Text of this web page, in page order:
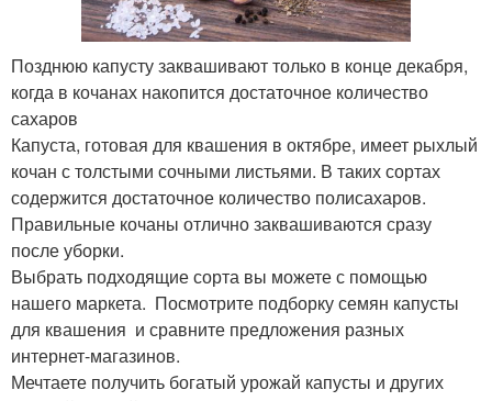
Позднюю капусту заквашивают только в конце декабря,
когда в кочанах накопится достаточное количество
сахаров
Капуста, готовая для квашения в октябре, имеет рыхлый
кочан с толстыми сочными листьями. В таких сортах
содержится достаточное количество полисахаров.
Правильные кочаны отлично заквашиваются сразу
после уборки.
Выбрать подходящие сорта вы можете с помощью
нашего маркета. Посмотрите подборку семян капусты
для квашения и сравните предложения разных
интернет-магазинов.
Мечтаете получить богатый урожай капусты и других